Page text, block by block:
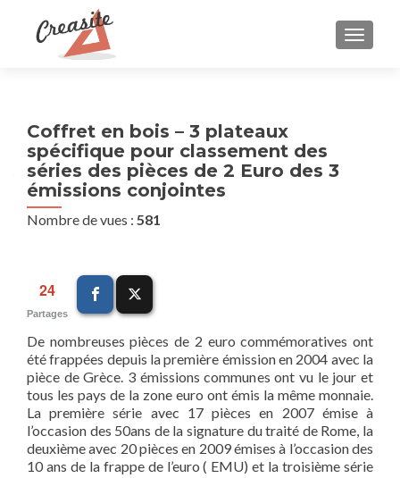
Coffret en bois – 3 plateaux
spécifique pour classement des
séries des pièces de 2 Euro des 3
émissions conjointes
Nombre de vues : 581
24
Partages
De nombreuses pièces de 2 euro commémoratives ont
été frappées depuis la première émission en 2004 avec la
pièce de Grèce. 3 émissions communes ont vu le jour et
tous les pays de la zone euro ont émis la même monnaie.
La première série avec 17 pièces en 2007 émise à
l’occasion des 50ans de la signature du traité de Rome, la
deuxième avec 20 pièces en 2009 émises à l’occasion des
10 ans de la frappe de l’euro ( EMU) et la troisième série